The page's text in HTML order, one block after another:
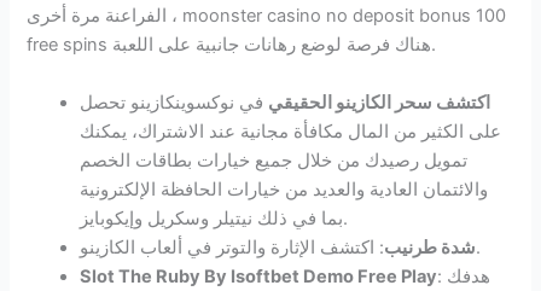
الفراعنة مرة أخرى ، moonster casino no deposit bonus 100
free spins هناك فرصة لوضع رهانات جانبية على اللعبة.
اكتشف سحر الكازينو الحقيقي في نوكسوينكازينو تحصل
على الكثير من المال مكافأة مجانية عند الاشتراك، يمكنك
تمويل رصيدك من خلال جميع خيارات بطاقات الخصم
والائتمان العادية والعديد من خيارات الحافظة الإلكترونية
بما في ذلك نيتيلر وسكريل وإيكوبايز.
شدة طرنيب: اكتشف الإثارة والتوتر في ألعاب الكازينو.
Slot The Ruby By Isoftbet Demo Free Play: هدفك